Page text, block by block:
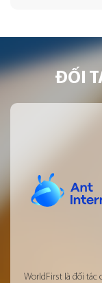
ĐỐI
WorldFirst là đối